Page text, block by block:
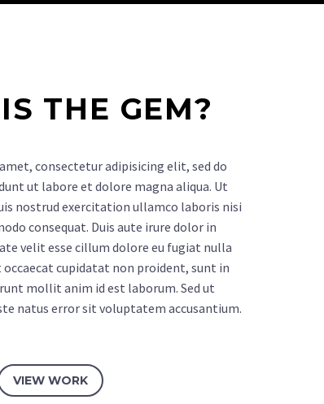
THE GEM?
consectetur adipisicing elit, sed do
ut labore et dolore magna aliqua. Ut
nostrud exercitation ullamco laboris nisi
consequat. Duis aute irure dolor in
velit esse cillum dolore eu fugiat nulla
cupidatat non proident, sunt in
mollit anim id est laborum. Sed ut
natus error sit voluptatem accusantium.
VIEW WORK